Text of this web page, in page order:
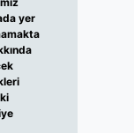
yer